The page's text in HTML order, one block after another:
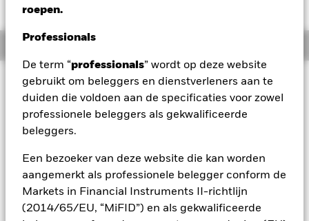
roepen.
Professionals
De term “professionals” wordt op deze website
gebruikt om beleggers en dienstverleners aan te
duiden die voldoen aan de specificaties voor zowel
professionele beleggers als gekwalificeerde
beleggers.
Een bezoeker van deze website die kan worden
aangemerkt als professionele belegger conform de
Markets in Financial Instruments II-richtlijn
(2014/65/EU, “MiFID”) en als gekwalificeerde
Beleggingsdoel
Het Fonds streeft naar inkomsten en naar kapitaalbehoud tot
de VD van het Fonds (de Vermogensbeheerder (VB) maakt
de precieze datum hiervan binnen twintig Werkdagen na het
Deelneming teruggekocht aan de actuele NIW per Recht Op
Deelneming. Het Fonds is bedoeld voor beleggers die hun
besluiten om uw belegging vóór de VD in zijn geheel of
gedeeltelijk te verkopen, kunt u daardoor verlies lijden. Het